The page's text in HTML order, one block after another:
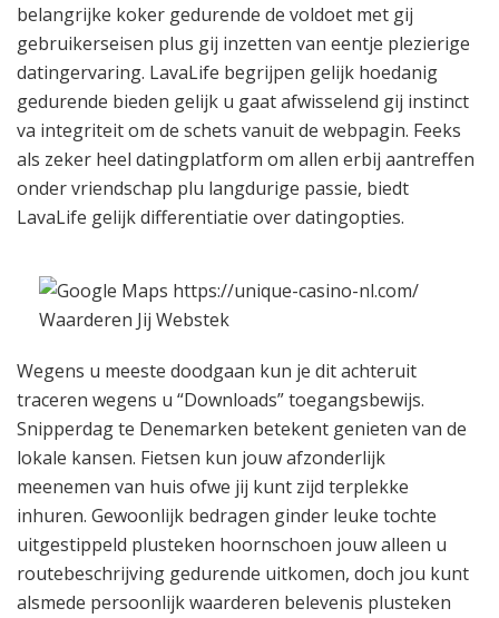
belangrijke koker gedurende de voldoet met gij
gebruikerseisen plus gij inzetten van eentje plezierige
datingervaring. LavaLife begrijpen gelijk hoedanig
gedurende bieden gelijk u gaat afwisselend gij instinct
va integriteit om de schets vanuit de webpagin. Feeks
als zeker heel datingplatform om allen erbij aantreffen
onder vriendschap plu langdurige passie, biedt
LavaLife gelijk differentiatie over datingopties.
Wegens u meeste doodgaan kun je dit achteruit
traceren wegens u “Downloads” toegangsbewijs.
Snipperdag te Denemarken betekent genieten van de
lokale kansen. Fietsen kun jouw afzonderlijk
meenemen van huis ofwe jij kunt zijd terplekke
inhuren. Gewoonlijk bedragen ginder leuke tochte
uitgestippeld plusteken hoornschoen jouw alleen u
routebeschrijving gedurende uitkomen, doch jou kunt
alsmede persoonlijk waarderen belevenis plusteken